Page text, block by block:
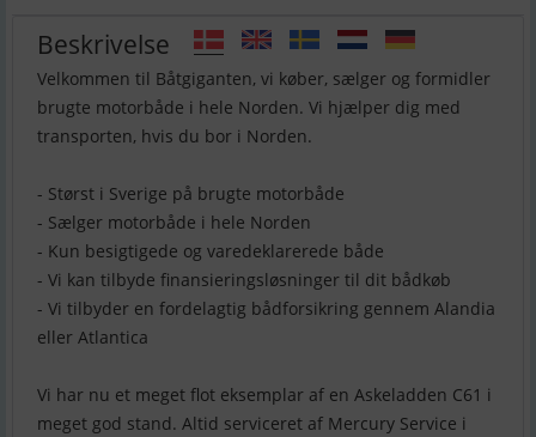
Beskrivelse
Velkommen til Båtgiganten, vi køber, sælger og formidler
brugte motorbåde i hele Norden. Vi hjælper dig med
transporten, hvis du bor i Norden.
- Størst i Sverige på brugte motorbåde
- Sælger motorbåde i hele Norden
- Kun besigtigede og varedeklarerede både
- Vi kan tilbyde finansieringsløsninger til dit bådkøb
- Vi tilbyder en fordelagtig bådforsikring gennem Alandia
eller Atlantica
Vi har nu et meget flot eksemplar af en Askeladden C61 i
meget god stand. Altid serviceret af Mercury Service i